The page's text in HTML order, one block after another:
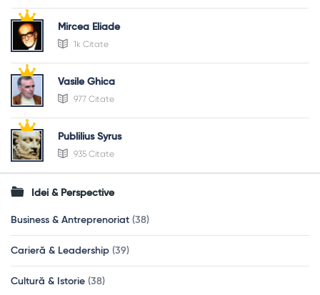
Mircea Eliade
1k Citate
Vasile Ghica
977 Citate
Publilius Syrus
935 Citate
Idei & Perspective
Business & Antreprenoriat (38)
Carieră & Leadership (39)
Cultură & Istorie (38)